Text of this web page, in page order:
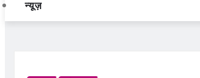
न्यूज़